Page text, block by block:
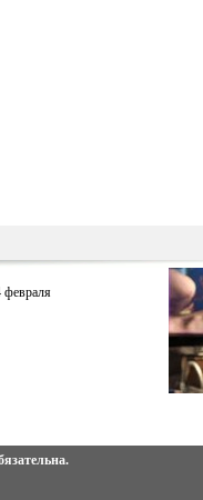
февраля